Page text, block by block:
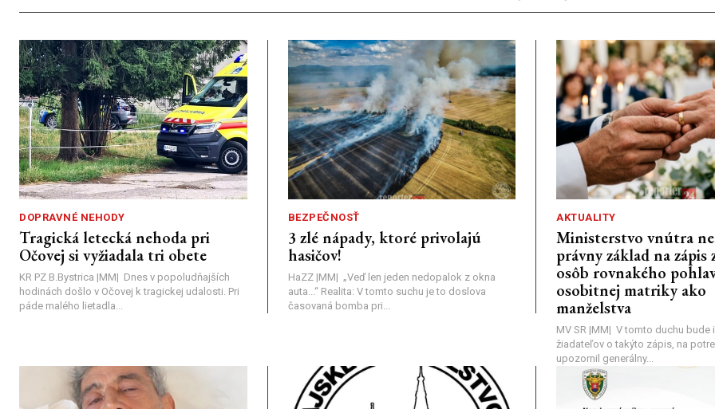
DOPRAVNÉ NEHODY
Tragická letecká nehoda pri
Očovej si vyžiadala tri obete
KR PZ B.Bystrica |MM| Dnes v popoludňajších
hodinách došlo v Očovej k tragickej udalosti. Pri
páde malého lietadla...
BEZPEČNOSŤ
3 zlé nápady, ktoré privolajú
hasičov!
HaZZ |MM| ​„Veď len jeden nedopalok z okna
auta...“ ​Realita: V tomto suchu je to doslova
časovaná bomba pri...
AKTUALITY
Ministerstvo vnútra
právny základ na zápis
osôb rovnakého
osobitnej matriky ako
manželstva
MV SR |MM| V tomto duchu bude
žiadateľov o takýto zápis, na
upozornil generálny...